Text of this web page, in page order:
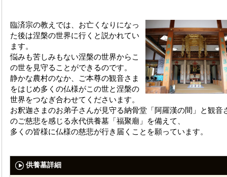
臨済宗の教えでは、お亡くなりになっ
た後は涅槃の世界に行くと説かれてい
ます。
悩みも苦しみもない涅槃の世界からこ
の世を見守ることができるのです。
静かな農村のなか、ご本尊の観音さま
をはじめ多くの仏様がこの世と涅槃の
世界をつなぎ合わせてくださいます。
お釈迦さまのお弟子さんが見守る納骨堂「阿羅漢の間」と観音
のご慈悲を感じる永代供養墓「福聚廟」を備えて、
多くの皆様に仏様の慈悲が行き届くことを願っています。
供養墓詳細